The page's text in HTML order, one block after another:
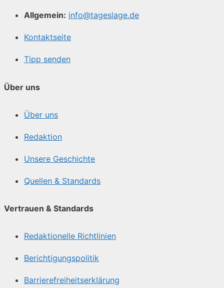
Allgemein: info@tageslage.de
Kontaktseite
Tipp senden
Über uns
Über uns
Redaktion
Unsere Geschichte
Quellen & Standards
Vertrauen & Standards
Redaktionelle Richtlinien
Berichtigungspolitik
Barrierefreiheitserklärung